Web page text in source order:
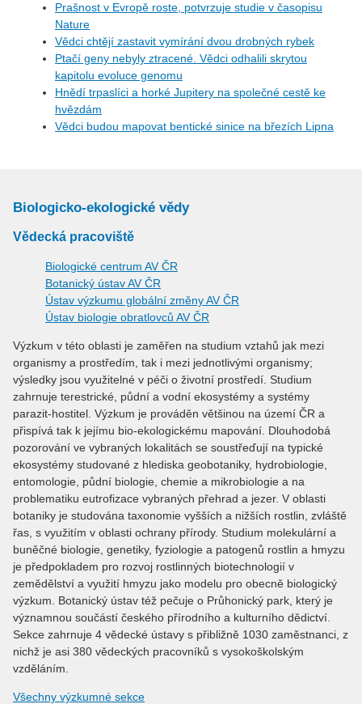
Prašnost v Evropě roste, potvrzuje studie v časopisu
Nature
Vědci chtějí zastavit vymírání dvou drobných rybek
Ptačí geny nebyly ztracené. Vědci odhalili skrytou
kapitolu evoluce genomu
Hnědí trpaslíci a horké Jupitery na společné cestě ke
hvězdám
Vědci budou mapovat bentické sinice na březích Lipna
Biologicko-ekologické vědy
Vědecká pracoviště
Biologické centrum AV ČR
Botanický ústav AV ČR
Ústav výzkumu globální změny AV ČR
Ústav biologie obratlovců AV ČR
Výzkum v této oblasti je zaměřen na studium vztahů jak mezi
organismy a prostředím, tak i mezi jednotlivými organismy;
výsledky jsou využitelné v péči o životní prostředí. Studium
zahrnuje terestrické, půdní a vodní ekosystémy a systémy
parazit-hostitel. Výzkum je prováděn většinou na území ČR a
přispívá tak k jejímu bio-ekologickému mapování. Dlouhodobá
pozorování ve vybraných lokalitách se soustřeďují na typické
ekosystémy studované z hlediska geobotaniky, hydrobiologie,
entomologie, půdní biologie, chemie a mikrobiologie a na
problematiku eutrofizace vybraných přehrad a jezer. V oblasti
botaniky je studována taxonomie vyšších a nižších rostlin, zvláště
řas, s využitím v oblasti ochrany přírody. Studium molekulární a
buněčné biologie, genetiky, fyziologie a patogenů rostlin a hmyzu
je předpokladem pro rozvoj rostlinných biotechnologií v
zemědělství a využití hmyzu jako modelu pro obecně biologický
výzkum. Botanický ústav též pečuje o Průhonický park, který je
významnou součástí českého přírodního a kulturního dědictví.
Sekce zahrnuje 4 vědecké ústavy s přibližně 1030 zaměstnanci, z
nichž je asi 380 vědeckých pracovníků s vysokoškolským
vzděláním.
Všechny výzkumné sekce